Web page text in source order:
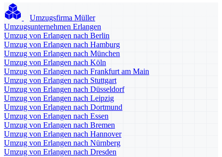
Umzugsfirma Müller
Umzugsunternehmen Erlangen
Umzug von Erlangen nach Berlin
Umzug von Erlangen nach Hamburg
Umzug von Erlangen nach München
Umzug von Erlangen nach Köln
Umzug von Erlangen nach Frankfurt am Main
Umzug von Erlangen nach Stuttgart
Umzug von Erlangen nach Düsseldorf
Umzug von Erlangen nach Leipzig
Umzug von Erlangen nach Dortmund
Umzug von Erlangen nach Essen
Umzug von Erlangen nach Bremen
Umzug von Erlangen nach Hannover
Umzug von Erlangen nach Nürnberg
Umzug von Erlangen nach Dresden